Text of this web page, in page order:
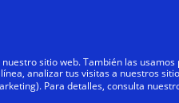
Innovadores
sitio web. También las usamos
analizar tus visitas a nuestros
Para detalles, consulta